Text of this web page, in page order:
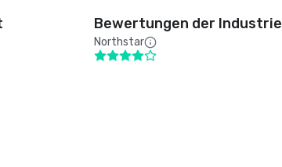
Bewertungen der Industrie
Northstar